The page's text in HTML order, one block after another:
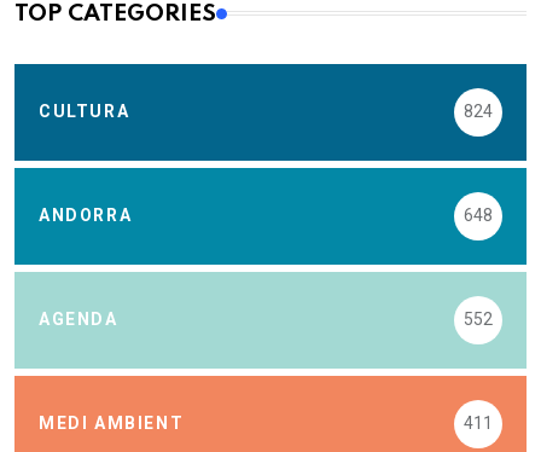
TOP CATEGORIES
CULTURA 824
ANDORRA 648
AGENDA 552
MEDI AMBIENT 411